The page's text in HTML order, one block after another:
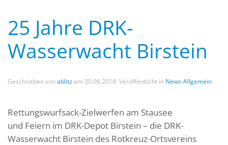
25 Jahre DRK-
Wasserwacht Birstein
Geschrieben vonablitzam 30.06.2018. Veröffentlicht in News-Allgemein.
Rettungswurfsack-Zielwerfen am Stausee
und Feiern im DRK-Depot Birstein – die DRK-
Wasserwacht Birstein des Rotkreuz-Ortsvereins